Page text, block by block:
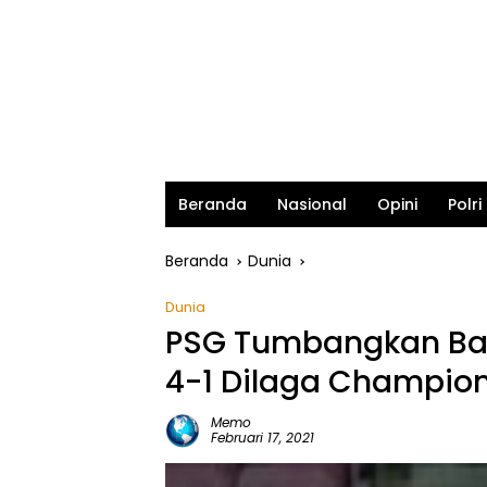
Beranda Nasional Opini Polri
Beranda Dunia
Dunia
PSG Tumbangkan
4-1 Dilaga
Memo
Februari 17, 2021